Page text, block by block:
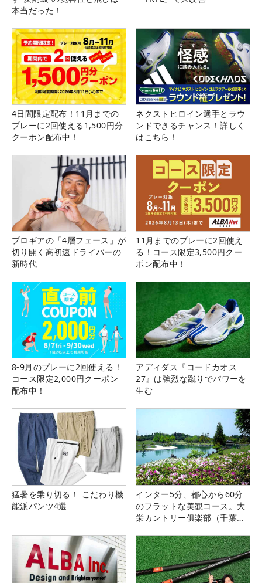
本当だった！
4日間限定配布！11月までの
プレーに2回使える1,500円分
クーポン配布中！
ネクストヒロイン選手とラウ
ンドできるチャンス！詳しく
はこちら！
プロギアの「4層フェース」が
切り開く高初速ドライバーの
新時代
11月までのプレーに2回使え
る！コース限定3,500円クー
ポン配布中！
8-9月のプレーに2回使える！
コース限定2,000円クーポン
配布中！
アディダス『コードカオス
27』は強烈な蹴りでパワーを
生む
猛暑を乗り切る！ こだわり機
能派パンツ4選
インター5分、都心から60分
のフラットな美観コース。大
栄カントリー俱楽部（千葉